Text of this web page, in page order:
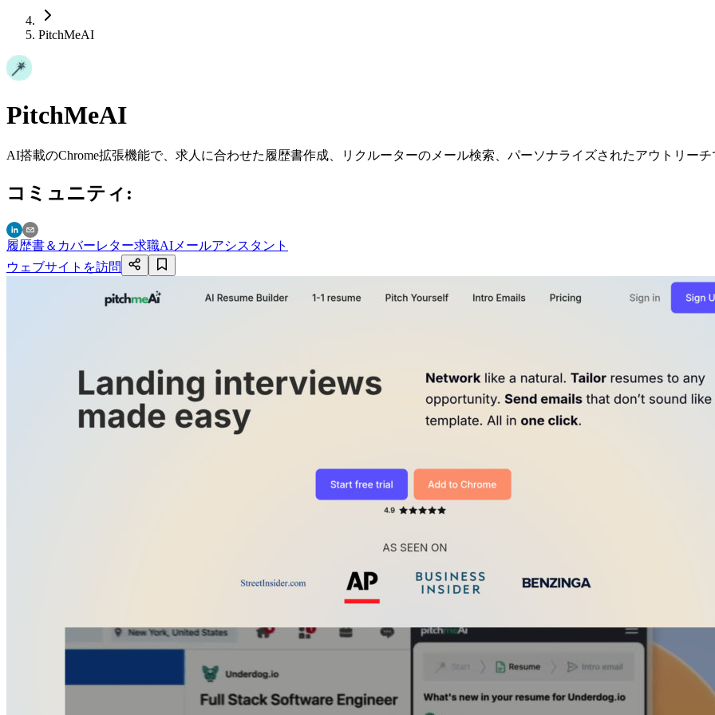
PitchMeAI
PitchMeAI
AI搭載のChrome拡張機能で、求人に合わせた履歴書作成、リクルーターのメール検索、パーソナライズされたアウトリー
コミュニティ :
履歴書＆カバーレター求職AIメールアシスタント
ウェブサイトを訪問